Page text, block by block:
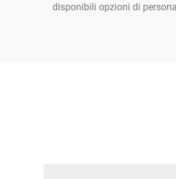
disponibili opzioni di